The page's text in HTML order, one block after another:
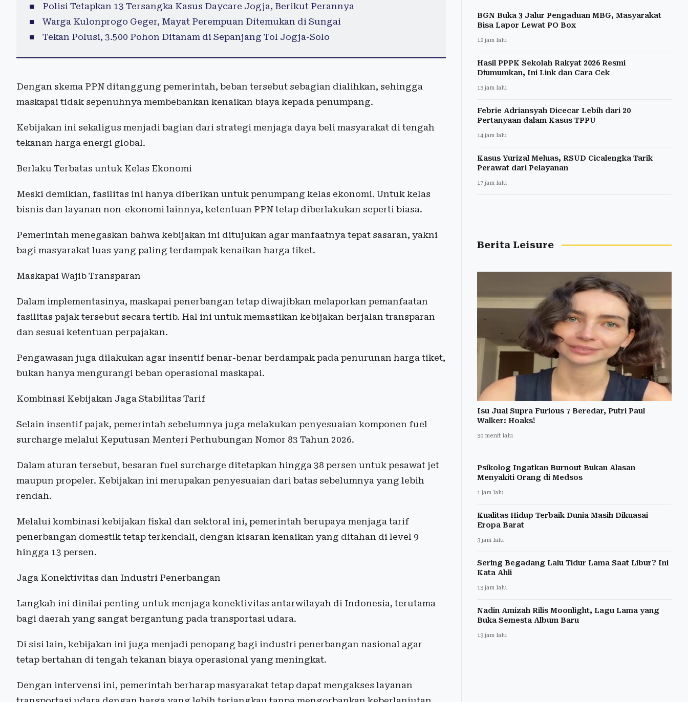
Polisi Tetapkan 13 Tersangka Kasus Daycare Jogja, Berikut Perannya
Warga Kulonprogo Geger, Mayat Perempuan Ditemukan di Sungai
Tekan Polusi, 3.500 Pohon Ditanam di Sepanjang Tol Jogja-Solo
Dengan skema PPN ditanggung pemerintah, beban tersebut sebagian dialihkan, sehingga
maskapai tidak sepenuhnya membebankan kenaikan biaya kepada penumpang.
Kebijakan ini sekaligus menjadi bagian dari strategi menjaga daya beli masyarakat di tengah
tekanan harga energi global.
Berlaku Terbatas untuk Kelas Ekonomi
Meski demikian, fasilitas ini hanya diberikan untuk penumpang kelas ekonomi. Untuk kelas
bisnis dan layanan non-ekonomi lainnya, ketentuan PPN tetap diberlakukan seperti biasa.
Pemerintah menegaskan bahwa kebijakan ini ditujukan agar manfaatnya tepat sasaran, yakni
bagi masyarakat luas yang paling terdampak kenaikan harga tiket.
Maskapai Wajib Transparan
Dalam implementasinya, maskapai penerbangan tetap diwajibkan melaporkan pemanfaatan
fasilitas pajak tersebut secara tertib. Hal ini untuk memastikan kebijakan berjalan transparan
dan sesuai ketentuan perpajakan.
Pengawasan juga dilakukan agar insentif benar-benar berdampak pada penurunan harga tiket,
bukan hanya mengurangi beban operasional maskapai.
Kombinasi Kebijakan Jaga Stabilitas Tarif
Selain insentif pajak, pemerintah sebelumnya juga melakukan penyesuaian komponen fuel
surcharge melalui Keputusan Menteri Perhubungan Nomor 83 Tahun 2026.
Dalam aturan tersebut, besaran fuel surcharge ditetapkan hingga 38 persen untuk pesawat jet
maupun propeler. Kebijakan ini merupakan penyesuaian dari batas sebelumnya yang lebih
rendah.
Melalui kombinasi kebijakan fiskal dan sektoral ini, pemerintah berupaya menjaga tarif
penerbangan domestik tetap terkendali, dengan kisaran kenaikan yang ditahan di level 9
hingga 13 persen.
Jaga Konektivitas dan Industri Penerbangan
Langkah ini dinilai penting untuk menjaga konektivitas antarwilayah di Indonesia, terutama
bagi daerah yang sangat bergantung pada transportasi udara.
Di sisi lain, kebijakan ini juga menjadi penopang bagi industri penerbangan nasional agar
tetap bertahan di tengah tekanan biaya operasional yang meningkat.
Dengan intervensi ini, pemerintah berharap masyarakat tetap dapat mengakses layanan
BGN Buka 3 Jalur Pengaduan MBG, Masyarakat
Bisa Lapor Lewat PO Box
12 jam lalu
Hasil PPPK Sekolah Rakyat 2026 Resmi
Diumumkan, Ini Link dan Cara Cek
13 jam lalu
Febrie Adriansyah Dicecar Lebih dari 20
Pertanyaan dalam Kasus TPPU
14 jam lalu
Kasus Yurizal Meluas, RSUD Cicalengka Tarik
Perawat dari Pelayanan
17 jam lalu
Berita Leisure
Isu Jual Supra Furious 7 Beredar, Putri Paul
Walker: Hoaks!
30 menit lalu
Psikolog Ingatkan Burnout Bukan Alasan
Menyakiti Orang di Medsos
1 jam lalu
Kualitas Hidup Terbaik Dunia Masih Dikuasai
Eropa Barat
3 jam lalu
Sering Begadang Lalu Tidur Lama Saat Libur? Ini
Kata Ahli
13 jam lalu
Nadin Amizah Rilis Moonlight, Lagu Lama yang
Buka Semesta Album Baru
13 jam lalu